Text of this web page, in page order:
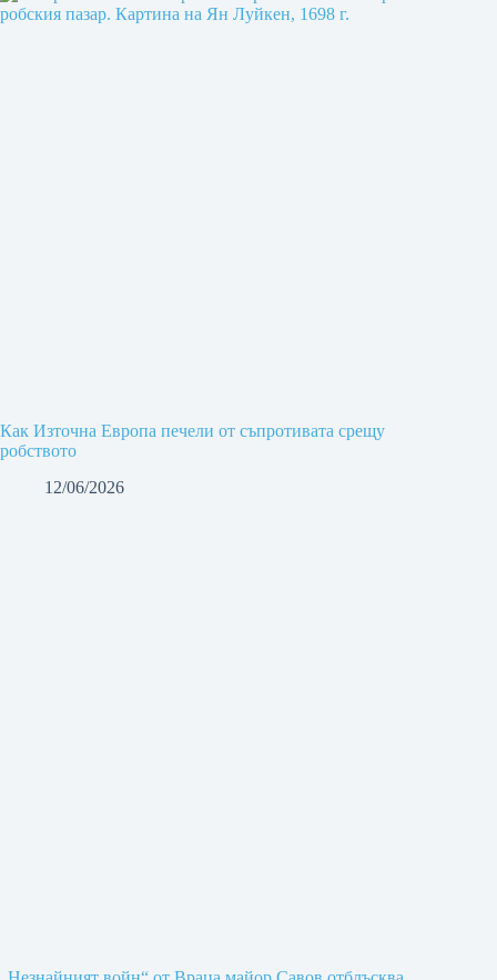
Как Източна Европа печели от съпротивата срещу
робството
12/06/2026